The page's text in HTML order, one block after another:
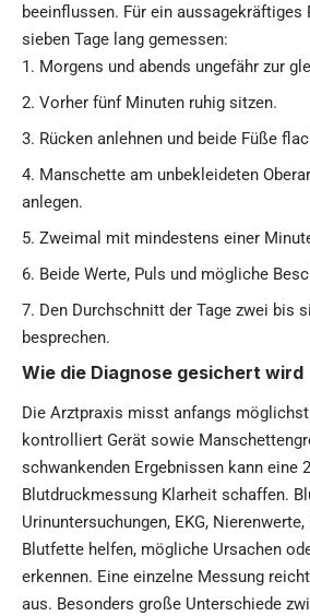
beeinflussen. Für ein aussagekräftiges
sieben Tage lang gemessen:
Morgens und abends ungefähr zur
Vorher fünf Minuten ruhig sitzen.
Rücken anlehnen und beide Füße
Manschette am unbekleideten
anlegen.
Zweimal mit mindestens einer
Beide Werte, Puls und mögliche
Den Durchschnitt der Tage zwei bis
besprechen.
Wie die Diagnose gesichert wird
Die Arztpraxis misst anfangs
kontrolliert Gerät sowie
schwankenden Ergebnissen kann eine
Blutdruckmessung Klarheit schaffen.
Urinuntersuchungen, EKG,
Blutfette helfen, mögliche Ursachen
erkennen. Eine einzelne Messung
aus. Besonders große Unterschiede